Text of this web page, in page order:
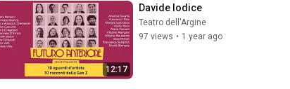
12:17
Davide Iodice
Teatro dell'Argine
97 views • 1 year ago